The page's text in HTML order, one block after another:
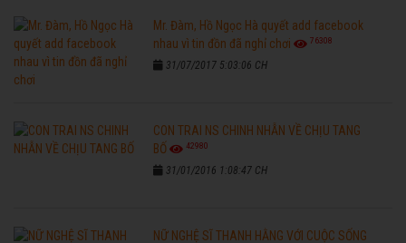
Mr. Đàm, Hồ Ngọc Hà quyết add facebook
nhau vì tin đồn đã nghỉ chơi
76308
31/07/2017 5:03:06 CH
CON TRAI NS CHINH NHẪN VỀ CHỊU TANG
BỐ
42980
31/01/2016 1:08:47 CH
NỮ NGHỆ SĨ THANH HẰNG VỚI CUỘC SỐNG